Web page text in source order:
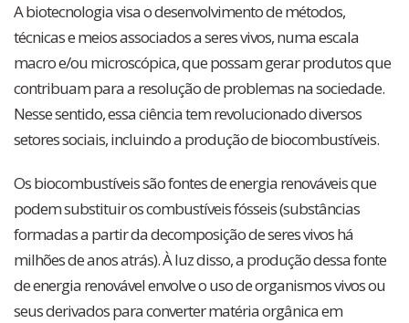
A biotecnologia visa o desenvolvimento de métodos,
técnicas e meios associados a seres vivos, numa escala
macro e/ou microscópica, que possam gerar produtos que
contribuam para a resolução de problemas na sociedade.
Nesse sentido, essa ciência tem revolucionado diversos
setores sociais, incluindo a produção de biocombustíveis.
Os biocombustíveis são fontes de energia renováveis que
podem substituir os combustíveis fósseis (substâncias
formadas a partir da decomposição de seres vivos há
milhões de anos atrás). À luz disso, a produção dessa fonte
de energia renovável envolve o uso de organismos vivos ou
seus derivados para converter matéria orgânica em